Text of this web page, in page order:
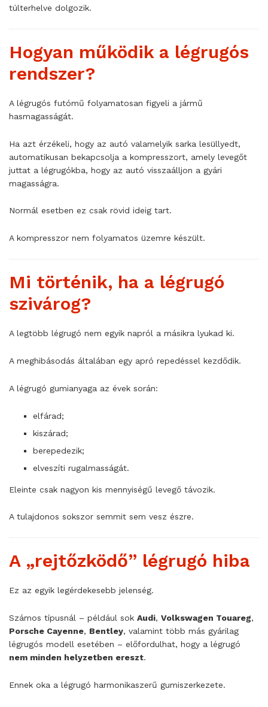
túlterhelve dolgozik.
Hogyan működik a légrugós
rendszer?
A légrugós futómű folyamatosan figyeli a jármű
hasmagasságát.
Ha azt érzékeli, hogy az autó valamelyik sarka lesüllyedt,
automatikusan bekapcsolja a kompresszort, amely levegőt
juttat a légrugókba, hogy az autó visszaálljon a gyári
magasságra.
Normál esetben ez csak rövid ideig tart.
A kompresszor nem folyamatos üzemre készült.
Mi történik, ha a légrugó
szivárog?
A legtöbb légrugó nem egyik napról a másikra lyukad ki.
A meghibásodás általában egy apró repedéssel kezdődik.
A légrugó gumianyaga az évek során:
elfárad;
kiszárad;
berepedezik;
elveszíti rugalmasságát.
Eleinte csak nagyon kis mennyiségű levegő távozik.
A tulajdonos sokszor semmit sem vesz észre.
A „rejtőzködő” légrugó hiba
Ez az egyik legérdekesebb jelenség.
Számos típusnál – például sok Audi, Volkswagen Touareg,
Porsche Cayenne, Bentley, valamint több más gyárilag
légrugós modell esetében – előfordulhat, hogy a légrugó
nem minden helyzetben ereszt.
Ennek oka a légrugó harmonikaszerű gumiszerkezete.